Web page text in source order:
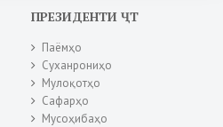
ПРЕЗИДЕНТИ ҶТ
Паёмҳо
Суханрониҳо
Мулоқотҳо
Сафарҳо
Мусоҳибаҳо